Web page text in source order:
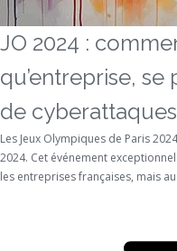
JO 2024 :
qu’entreprise,
de
Les Jeux Olympiques de Paris
2024. Cet événement
les entreprises françaises, mais